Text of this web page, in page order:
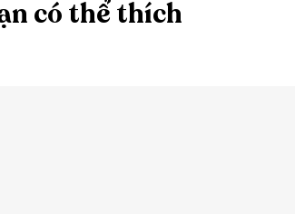
có thể thích